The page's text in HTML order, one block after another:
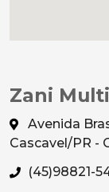
Zani
Avenida
Cascavel/PR -
(45)98821-